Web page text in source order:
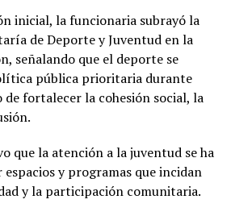
inicial, la funcionaria subrayó la
de Deporte y Juventud en la
señalando que el deporte se
pública prioritaria durante
de fortalecer la cohesión social, la
que la atención a la juventud se ha
y programas que incidan
y la participación comunitaria.